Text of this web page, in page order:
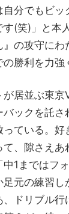
分でもビッ
す(笑)」と本
の攻守にわ
勝利を力強
が居並ぶ東
バックを託
っている。
て、隙さえあ
中1まではフ
足元の練習
、ドリブル